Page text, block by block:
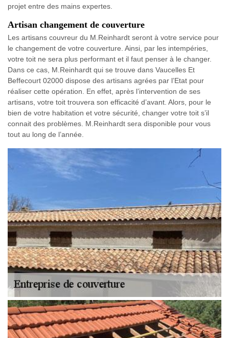
projet entre des mains expertes.
Artisan changement de couverture
Les artisans couvreur du M.Reinhardt seront à votre service pour
le changement de votre couverture. Ainsi, par les intempéries,
votre toit ne sera plus performant et il faut penser à le changer.
Dans ce cas, M.Reinhardt qui se trouve dans Vaucelles Et
Beffecourt 02000 dispose des artisans agrées par l’Etat pour
réaliser cette opération. En effet, après l’intervention de ses
artisans, votre toit trouvera son efficacité d’avant. Alors, pour le
bien de votre habitation et votre sécurité, changer votre toit s’il
connait des problèmes. M.Reinhardt sera disponible pour vous
tout au long de l’année.